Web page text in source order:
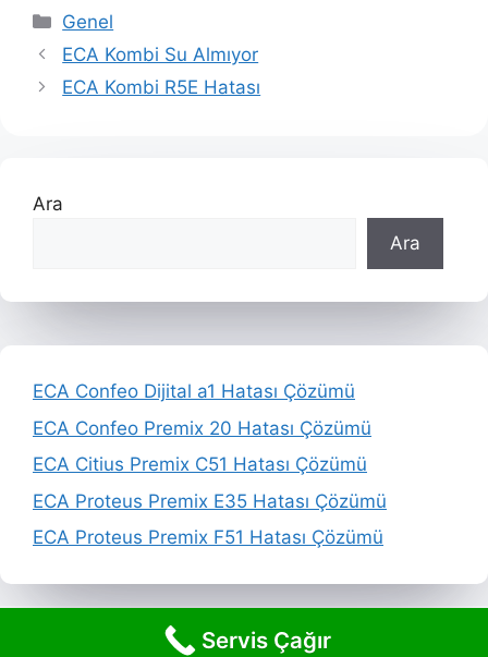
Kategoriler
Genel
ECA Kombi Su Almıyor
ECA Kombi R5E Hatası
Ara
Ara
ECA Confeo Dijital a1 Hatası Çözümü
ECA Confeo Premix 20 Hatası Çözümü
ECA Citius Premix C51 Hatası Çözümü
ECA Proteus Premix E35 Hatası Çözümü
ECA Proteus Premix F51 Hatası Çözümü
© 2026 ECA Servis• Built withGeneratePress
Servis Çağır